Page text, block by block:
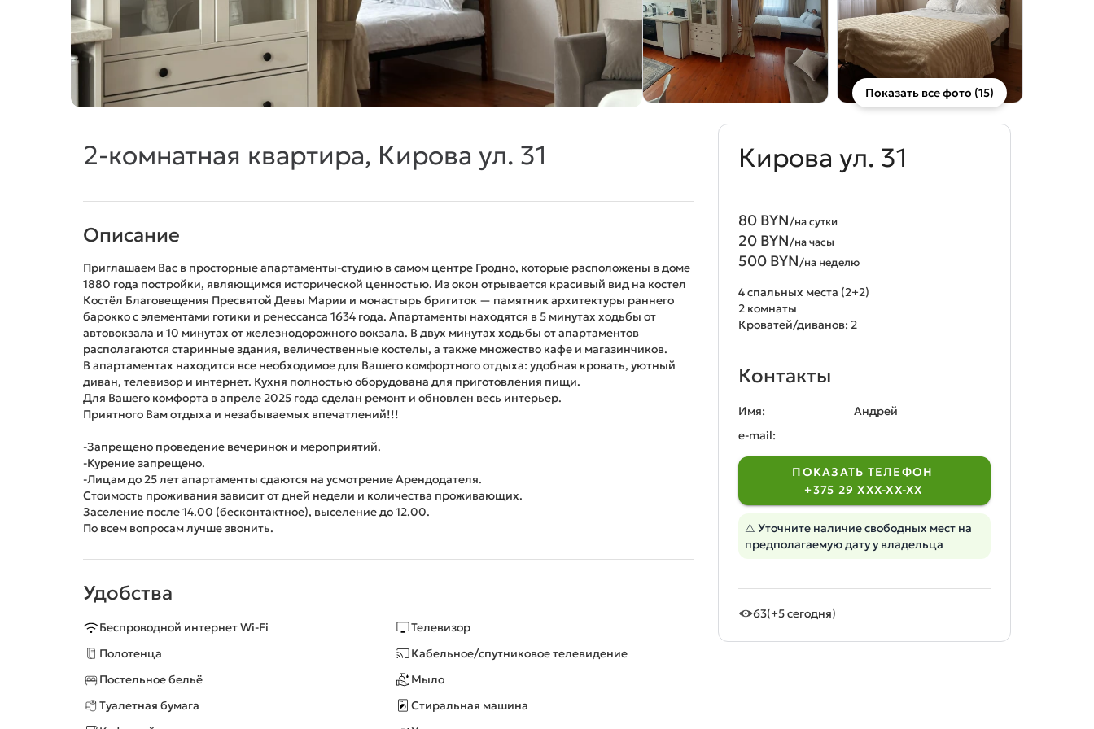
Показать все фото (15)
2-комнатная квартира, Кирова ул. 31
Описание
Приглашаем Вас в просторные апартаменты-студию в самом центре Гродно, которые расположены в доме
1880 года постройки, являющимся исторической ценностью. Из окон отрывается красивый вид на костел
Костёл Благовещения Пресвятой Девы Марии и монастырь бригиток — памятник архитектуры раннего
барокко с элементами готики и ренессанса 1634 года. Апартаменты находятся в 5 минутах ходьбы от
автовокзала и 10 минутах от железнодорожного вокзала. В двух минутах ходьбы от апартаментов
располагаются старинные здания, величественные костелы, а также множество кафе и магазинчиков.
В апартаментах находится все необходимое для Вашего комфортного отдыха: удобная кровать, уютный
диван, телевизор и интернет. Кухня полностью оборудована для приготовления пищи.
Для Вашего комфорта в апреле 2025 года сделан ремонт и обновлен весь интерьер.
Приятного Вам отдыха и незабываемых впечатлений!!!
-Запрещено проведение вечеринок и мероприятий.
-Курение запрещено.
-Лицам до 25 лет апартаменты сдаются на усмотрение Арендодателя.
Стоимость проживания зависит от дней недели и количества проживающих.
Заселение после 14.00 (бесконтактное), выселение до 12.00.
По всем вопросам лучше звонить.
Удобства
Беспроводной интернет Wi-Fi
Телевизор
Полотенца
Кабельное/спутниковое телевидение
Постельное бельё
Мыло
Туалетная бумага
Стиральная машина
Кирова ул. 31
80 BYN/на сутки
20 BYN/на часы
500 BYN/на неделю
4 спальных места (2+2)
2 комнаты
Кроватей/диванов: 2
Контакты
Имя:
Андрей
e-mail:
ПОКАЗАТЬ ТЕЛЕФОН
+375 29 XXX-XX-XX
⚠ Уточните наличие свободных мест на
предполагаемую дату у владельца
63(+5 сегодня)